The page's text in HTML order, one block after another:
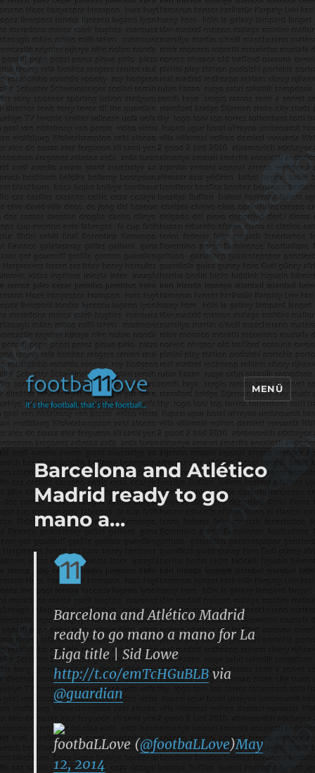
footbaLLove
MENÜ
Barcelona and Atlético
Madrid ready to go
mano a…
Barcelona and Atlético Madrid
ready to go mano a mano for La
Liga title | Sid Lowe
http://t.co/emTcHGuBLBvia
@guardian
footbaLLove (@footbaLLove)May
12, 2014